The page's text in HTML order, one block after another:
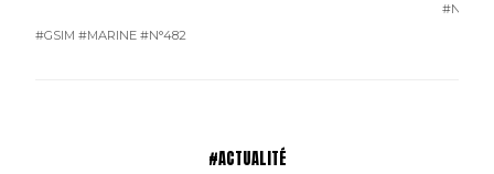
#GSIM #MARINE #N°482
#N°481
#ACTUALITÉ